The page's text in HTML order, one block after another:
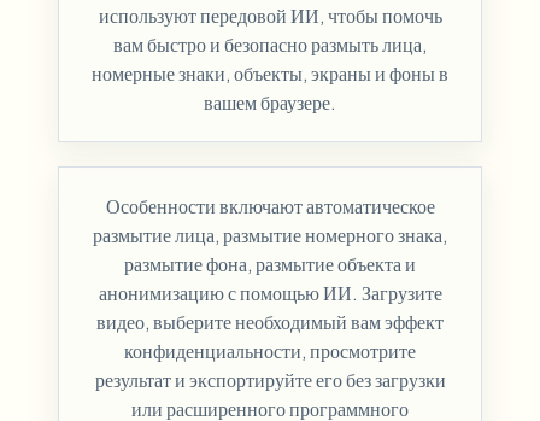
используют передовой ИИ, чтобы помочь
вам быстро и безопасно размыть лица,
номерные знаки, объекты, экраны и фоны в
вашем браузере.
Особенности включают автоматическое
размытие лица, размытие номерного знака,
размытие фона, размытие объекта и
анонимизацию с помощью ИИ. Загрузите
видео, выберите необходимый вам эффект
конфиденциальности, просмотрите
результат и экспортируйте его без загрузки
или расширенного программного